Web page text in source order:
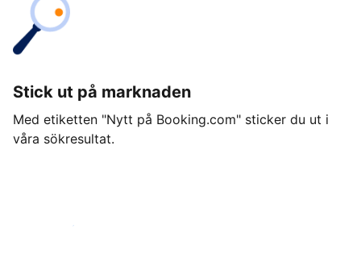
Stick ut på marknaden
Med etiketten "Nytt på Booking.com" sticker du ut i
våra sökresultat.
Kom igång idag